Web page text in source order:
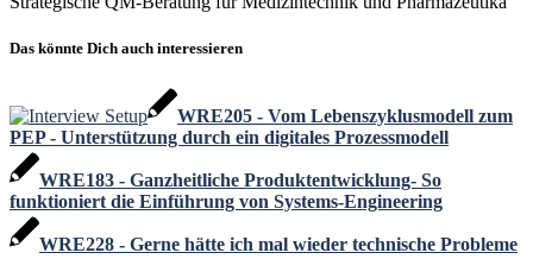
Das könnte Dich auch interessieren
WRE205 - Vom Lebenszyklusmodell zum
PEP - Unterstützung durch ein digitales Prozessmodell
WRE183 - Ganzheitliche Produktentwicklung- So
funktioniert die Einführung von Systems-Engineering
WRE228 - Gerne hätte ich mal wieder technische Probleme